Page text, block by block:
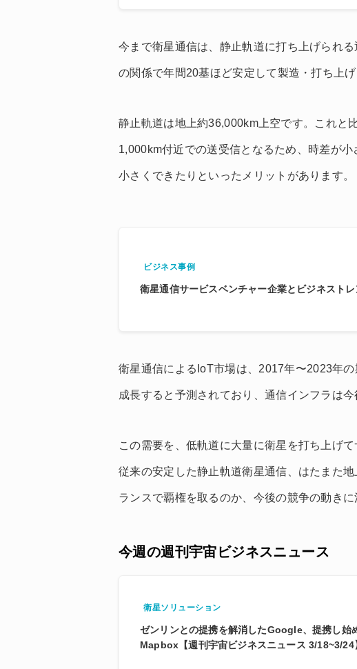
今まで衛星通信は、静止軌道に打ち上げられ
の関係で年間20基ほど安定して製造・打ち上げ
静止軌道は地上約36,000km上空です。これと
1,000km付近での送受信となるため、時差が
小さくできたりといったメリットがあります。
ビジネス事例
衛星通信サービスベンチャー企業とビジネスト
衛星通信によるIoT市場は、2017年〜2023年
成長すると予測されており、通信インフラは
この需要を、低軌道に大量に衛星を打ち上げ
従来の安定した静止軌道衛星通信、はたまた
ランスで覇権を取るのか、今後の競争の動きに
今週の週刊宇宙ビジネスニュース
衛星ソリューション
ゼンリンとの提携を解消したGoogle、提携し始
Mapbox【週刊宇宙ビジネスニュース 3/18~3/24